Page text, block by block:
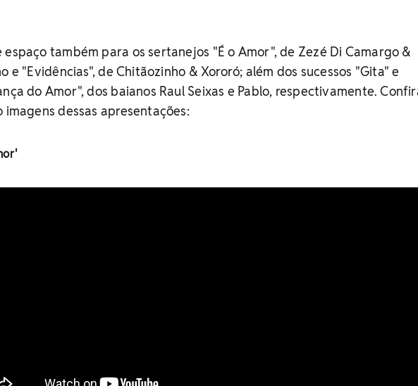
espaço também para os sertanejos "É o Amor", de Zezé Di Camargo &
e "Evidências", de Chitãozinho & Xororó; além dos sucessos "Gita" e
do Amor", dos baianos Raul Seixas e Pablo, respectivamente.
imagens dessas apresentações: